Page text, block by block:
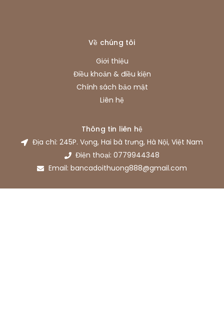
Về chúng tôi
Giới thiệu
Điều khoản & điều kiện
Chính sách bảo mật
Liên hệ
Thông tin liên hệ
Địa chỉ: 245P. Vọng, Hai bà trưng, Hà Nội, Việt Nam
Điện thoại: 0779944348
Email: bancadoithuong888@gmail.com